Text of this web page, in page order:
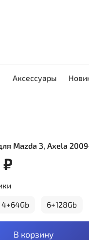
Аксессуары
Mazda 3, Axela
₽
В корзину
4+64Gb 6+128Gb